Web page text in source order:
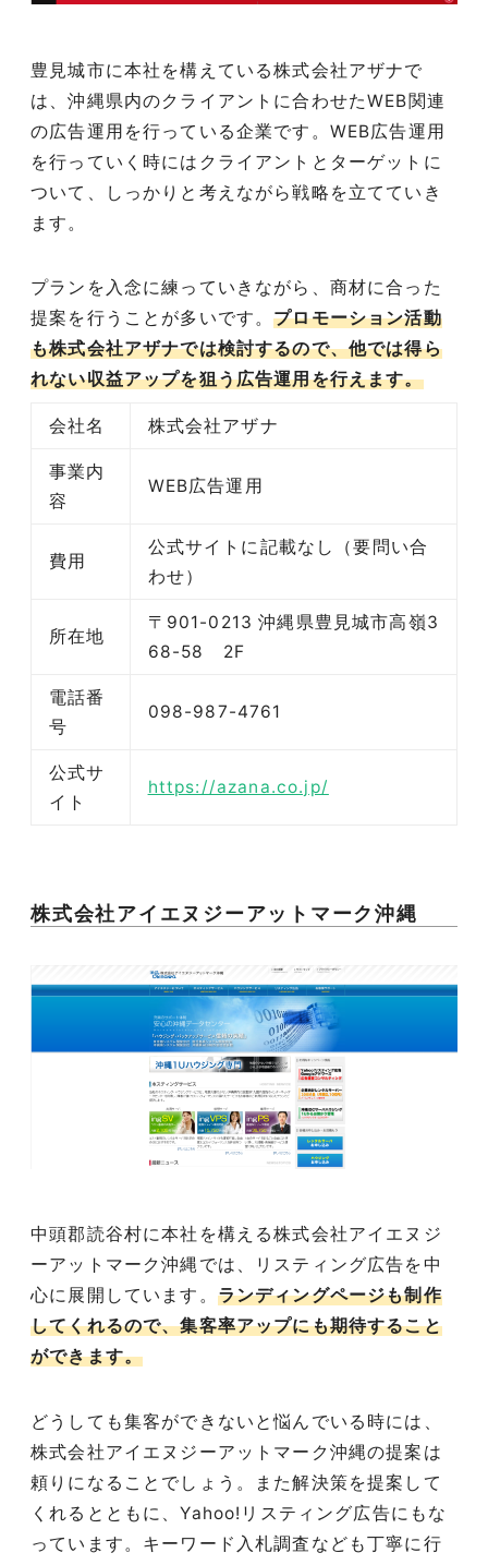
豊見城市に本社を構えている株式会社アザナで
は、沖縄県内のクライアントに合わせたWEB関連
の広告運用を行っている企業です。WEB広告運用
を行っていく時にはクライアントとターゲットに
ついて、しっかりと考えながら戦略を立てていき
ます。
プランを入念に練っていきながら、商材に合った
提案を行うことが多いです。プロモーション活動
も株式会社アザナでは検討するので、他では得ら
れない収益アップを狙う広告運用を行えます。
会社名 株式会社アザナ
事業内
容
WEB広告運用
費用
公式サイトに記載なし（要問い合
わせ）
所在地
〒901-0213 沖縄県豊見城市高嶺3
68-58 2F
電話番
号
098-987-4761
公式サ
イト
https://azana.co.jp/
株式会社アイエヌジーアットマーク沖縄
中頭郡読谷村に本社を構える株式会社アイエヌジ
ーアットマーク沖縄では、リスティング広告を中
心に展開しています。 ランディングページも制作
してくれるので、集客率アップにも期待すること
ができます。
どうしても集客ができないと悩んでいる時には、
株式会社アイエヌジーアットマーク沖縄の提案は
頼りになることでしょう。また解決策を提案して
くれるとともに、Yahoo!リスティング広告にもな
っています。キーワード入札調査なども丁寧に行